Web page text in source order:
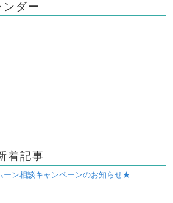
ダー
着記事
ン相談キャンペーンのお知らせ★